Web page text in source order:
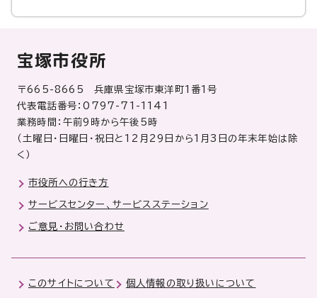
宝塚市役所
〒665-8665 兵庫県宝塚市東洋町1番1号
代表電話番号：0797-71-1141
業務時間：午前9時から午後5時
（土曜日・日曜日・祝日と12月29日から1月3日の年末年始は除
く）
市役所への行き方
サービスセンター、サービスステーション
ご意見・お問い合わせ
このサイトについて 個人情報の取り扱いについて